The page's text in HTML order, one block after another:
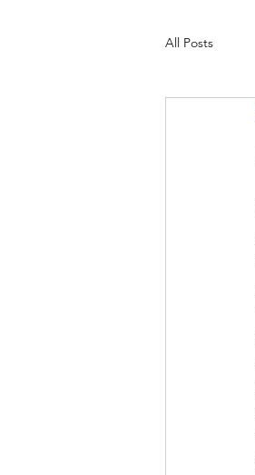
All Posts